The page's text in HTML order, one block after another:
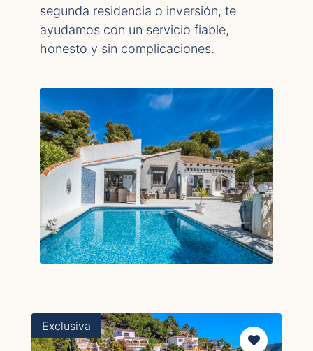
segunda residencia o inversión, te
ayudamos con un servicio fiable,
honesto y sin complicaciones.
Exclusiva